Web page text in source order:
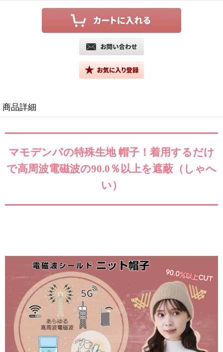
商品詳細
マモデンパの特殊生地 帽子！着用するだけ
で高周波電磁波の90.0％以上を遮蔽（しゃへ
い）